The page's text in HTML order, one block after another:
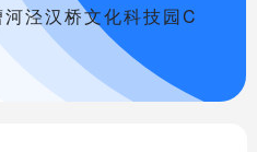
泾汉桥文化科技园C